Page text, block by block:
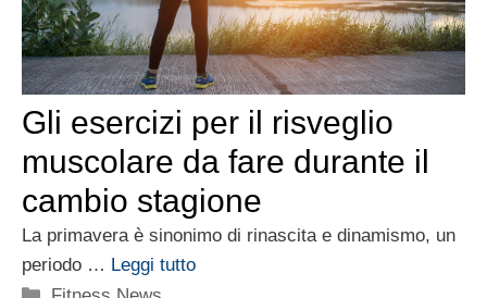
Gli esercizi per il risveglio
muscolare da fare durante il
cambio stagione
La primavera è sinonimo di rinascita e dinamismo, un
periodo … Leggi tutto
Categorie